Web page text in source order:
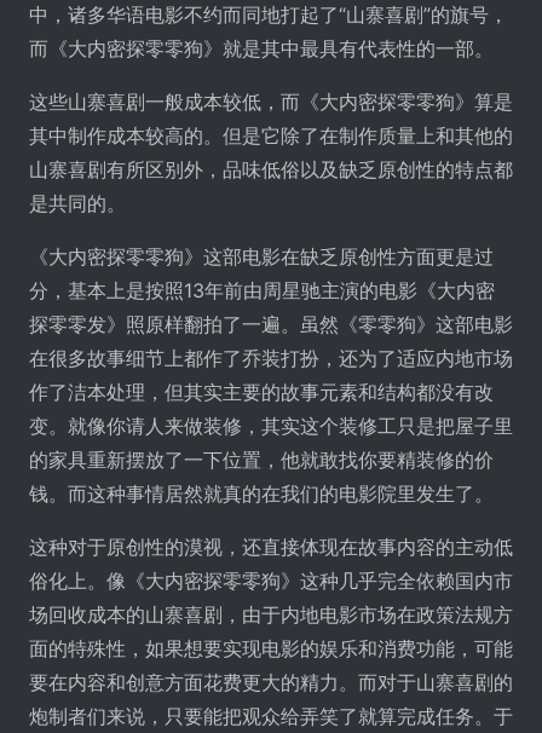
中，诸多华语电影不约而同地打起了“山寨喜剧”的旗号，
而《大内密探零零狗》就是其中最具有代表性的一部。
这些山寨喜剧一般成本较低，而《大内密探零零狗》算是
其中制作成本较高的。但是它除了在制作质量上和其他的
山寨喜剧有所区别外，品味低俗以及缺乏原创性的特点都
是共同的。
《大内密探零零狗》这部电影在缺乏原创性方面更是过
分，基本上是按照13年前由周星驰主演的电影《大内密
探零零发》照原样翻拍了一遍。虽然《零零狗》这部电影
在很多故事细节上都作了乔装打扮，还为了适应内地市场
作了洁本处理，但其实主要的故事元素和结构都没有改
变。就像你请人来做装修，其实这个装修工只是把屋子里
的家具重新摆放了一下位置，他就敢找你要精装修的价
钱。而这种事情居然就真的在我们的电影院里发生了。
这种对于原创性的漠视，还直接体现在故事内容的主动低
俗化上。像《大内密探零零狗》这种几乎完全依赖国内市
场回收成本的山寨喜剧，由于内地电影市场在政策法规方
面的特殊性，如果想要实现电影的娱乐和消费功能，可能
要在内容和创意方面花费更大的精力。而对于山寨喜剧的
炮制者们来说，只要能把观众给弄笑了就算完成任务。于